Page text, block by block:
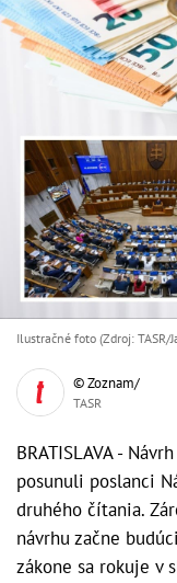
Ilustračné foto (Zdroj: TASR/
© Zoznam/
TASR
BRATISLAVA -
posunuli poslanci
druhého čítania.
návrhu začne
zákone sa rokuje v